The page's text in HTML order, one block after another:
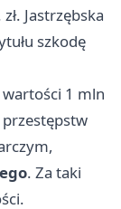
Jastrzębska
szkodę
wartości 1 mln
przestępstw
. Za taki